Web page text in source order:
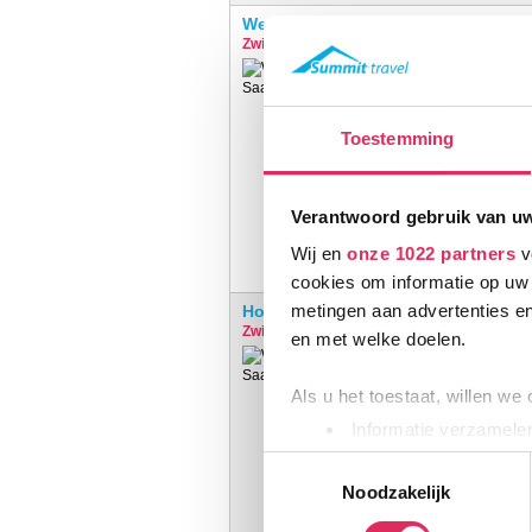
Toestemming
Verantwoord gebruik van
Wij en onze 1022 partners
cookies om informatie op
metingen aan advertenties
en met welke doelen.
Als u het toestaat, willen we
Informatie
Uw apparaat
Lees meer over hoe uw
toestemming op elk
Noodzakelijk
Wellnesshotel Schweizerhof
Zwitserland
Hotel Bergheimat
Zwitserland Saas-Grund